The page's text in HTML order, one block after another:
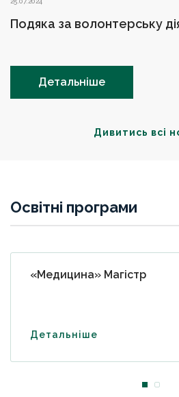
Дивитись всі
Подяка за волонтерську
Детальніше
Освітні програми
«Медицина» Магістр
Детальніше